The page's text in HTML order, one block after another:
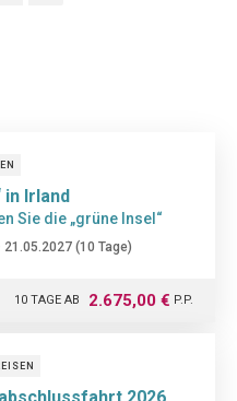
in Irland
Sie die „grüne Insel“
(10 Tage)
10 TAGE AB 2.675,00 € P.P.